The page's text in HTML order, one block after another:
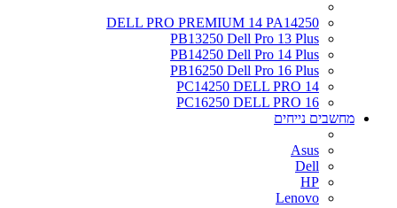
DELL PRO PREMIUM 14 PA14250
PB13250 Dell Pro 13 Plus
PB14250 Dell Pro 14 Plus
PB16250 Dell Pro 16 Plus
PC14250 DELL PRO 14
PC16250 DELL PRO 16
מחשבים נייחים
Asus
Dell
HP
Lenovo